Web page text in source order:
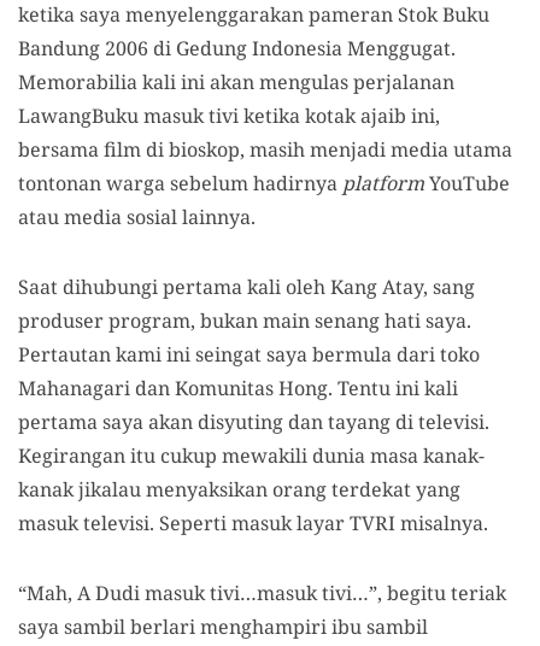
ketika saya menyelenggarakan pameran Stok Buku
Bandung 2006 di Gedung Indonesia Menggugat.
Memorabilia kali ini akan mengulas perjalanan
LawangBuku masuk tivi ketika kotak ajaib ini,
bersama film di bioskop, masih menjadi media utama
tontonan warga sebelum hadirnya platformYouTube
atau media sosial lainnya.
Saat dihubungi pertama kali oleh Kang Atay, sang
produser program, bukan main senang hati saya.
Pertautan kami ini seingat saya bermula dari toko
Mahanagari dan Komunitas Hong. Tentu ini kali
pertama saya akan disyuting dan tayang di televisi.
Kegirangan itu cukup mewakili dunia masa kanak-
kanak jikalau menyaksikan orang terdekat yang
masuk televisi. Seperti masuk layar TVRI misalnya.
“Mah, A Dudi masuk tivi…masuk tivi…”, begitu teriak
saya sambil berlari menghampiri ibu sambil